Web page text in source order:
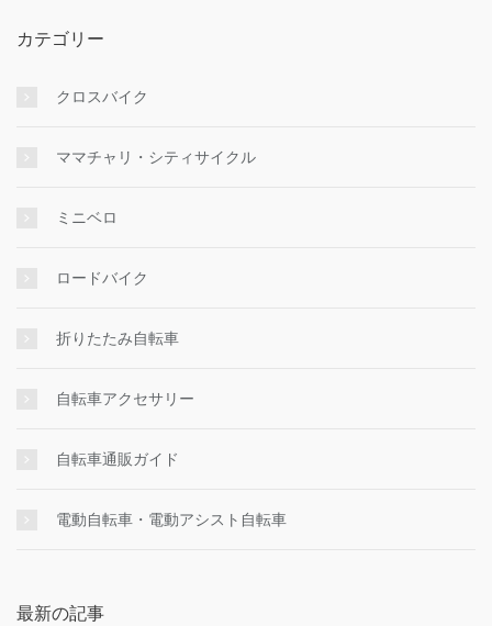
カテゴリー
クロスバイク
ママチャリ・シティサイクル
ミニベロ
ロードバイク
折りたたみ自転車
自転車アクセサリー
自転車通販ガイド
電動自転車・電動アシスト自転車
最新の記事